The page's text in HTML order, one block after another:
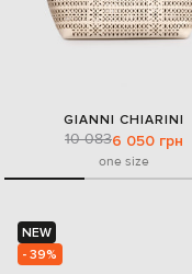
GIANNI CHIARINI
10 0836 050 грн
one size
NEW
- 39%